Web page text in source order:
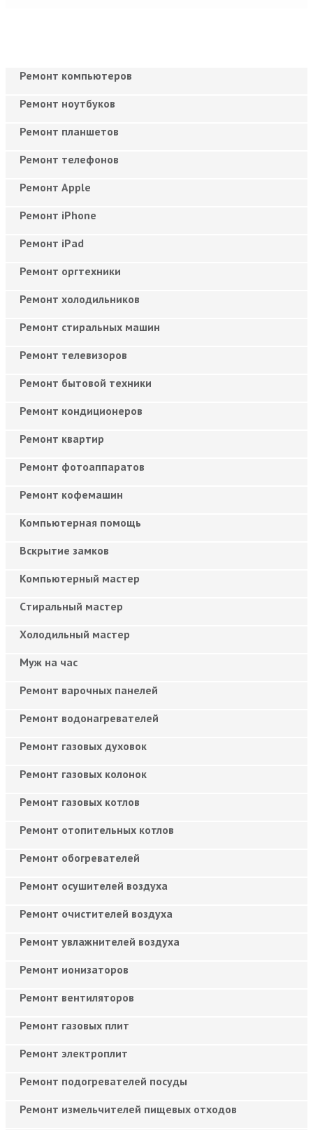
Ремонт компьютеров
Ремонт ноутбуков
Ремонт планшетов
Ремонт телефонов
Ремонт Apple
Ремонт iPhone
Ремонт iPad
Ремонт оргтехники
Ремонт холодильников
Ремонт стиральных машин
Ремонт телевизоров
Ремонт бытовой техники
Ремонт кондиционеров
Ремонт квартир
Ремонт фотоаппаратов
Ремонт кофемашин
Компьютерная помощь
Вскрытие замков
Компьютерный мастер
Cтиральный мастер
Холодильный мастер
Муж на час
Ремонт варочных панелей
Ремонт водонагревателей
Ремонт газовых духовок
Ремонт газовых колонок
Ремонт газовых котлов
Ремонт отопительных котлов
Ремонт обогревателей
Ремонт осушителей воздуха
Ремонт очистителей воздуха
Ремонт увлажнителей воздуха
Ремонт ионизаторов
Ремонт вентиляторов
Ремонт газовых плит
Ремонт электроплит
Ремонт подогревателей посуды
Ремонт измельчителей пищевых отходов